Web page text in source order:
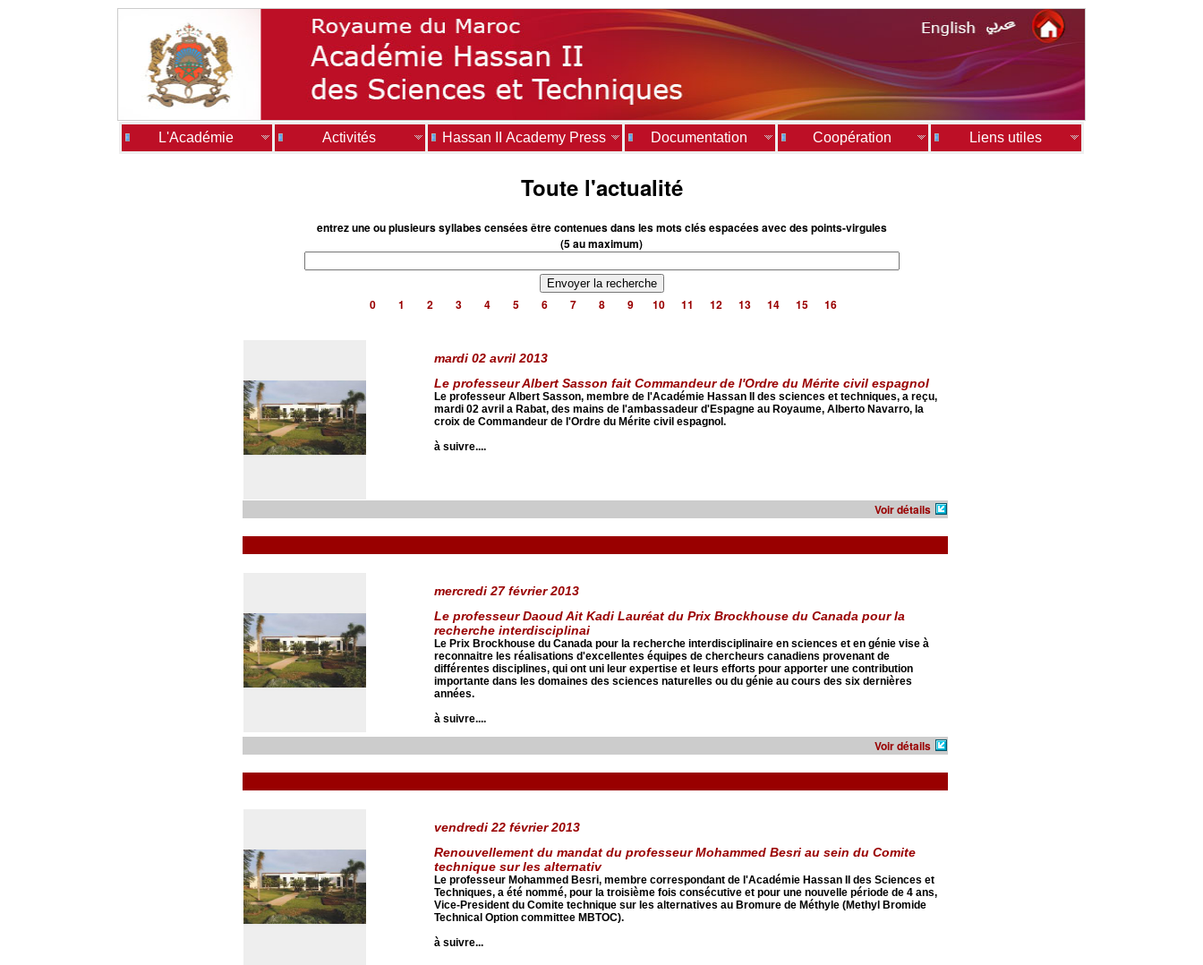
L'Académie Activités Hassan II Academy Press Documentation Coopération Liens utiles
Toute l'actualité
entrez une ou plusieurs syllabes censées être contenues dans les mots clés espacées avec des points-virgules
(5 au maximum)
0 1 2 3 4 5 6 7 8 9 10 11 12 13 14 15 16
mardi 02 avril 2013
Le professeur Albert Sasson fait Commandeur de l'Ordre du Mérite civil espagnol
Le professeur Albert Sasson, membre de l'Académie Hassan II des sciences et techniques, a reçu,
mardi 02 avril a Rabat, des mains de l'ambassadeur d'Espagne au Royaume, Alberto Navarro, la
croix de Commandeur de l'Ordre du Mérite civil espagnol.
à suivre....
Voir détails
mercredi 27 février 2013
Le professeur Daoud Ait Kadi Lauréat du Prix Brockhouse du Canada pour la
recherche interdisciplinai
Le Prix Brockhouse du Canada pour la recherche interdisciplinaire en sciences et en génie vise à
reconnaitre les réalisations d'excellentes équipes de chercheurs canadiens provenant de
différentes disciplines, qui ont uni leur expertise et leurs efforts pour apporter une contribution
importante dans les domaines des sciences naturelles ou du génie au cours des six dernières
années.
à suivre....
Voir détails
vendredi 22 février 2013
Renouvellement du mandat du professeur Mohammed Besri au sein du Comite
technique sur les alternativ
Le professeur Mohammed Besri, membre correspondant de l'Académie Hassan II des Sciences et
Techniques, a été nommé, pour la troisième fois consécutive et pour une nouvelle période de 4 ans,
Vice-President du Comite technique sur les alternatives au Bromure de Méthyle (Methyl Bromide
Technical Option committee MBTOC).
à suivre...